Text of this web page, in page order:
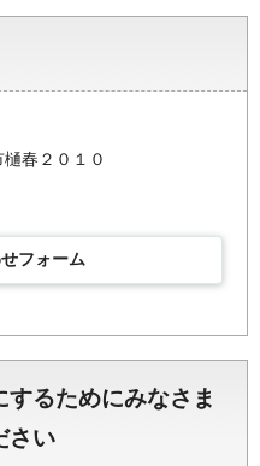
春２０１０
フォーム
るためにみなさま
さい